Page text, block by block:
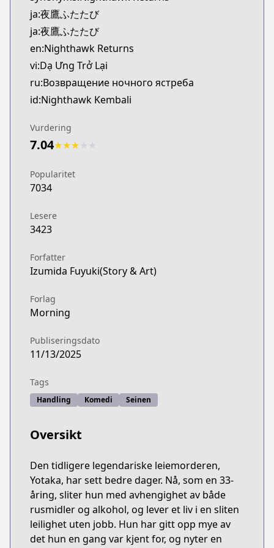
ja:夜鷹ふたたび
ja:夜鷹ふたたび
en:Nighthawk Returns
vi:Dạ Ưng Trở Lại
ru:Возвращение ночного ястреба
id:Nighthawk Kembali
Vurdering
7.04★★★
Popularitet
7034
Lesere
3423
Forfatter
Izumida Fuyuki(Story & Art)
Forlag
Morning
Publiseringsdato
11/13/2025
Tags
Handling Komedi Seinen
Oversikt
Den tidligere legendariske leiemorderen,
Yotaka, har sett bedre dager. Nå, som en 33-
åring, sliter hun med avhengighet av både
rusmidler og alkohol, og lever et liv i en sliten
leilighet uten jobb. Hun har gitt opp mye av
det hun en gang var kjent for, og nyter en